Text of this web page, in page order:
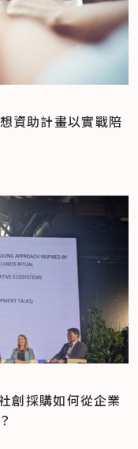
資助計畫以實戰陪
創採購如何從企業